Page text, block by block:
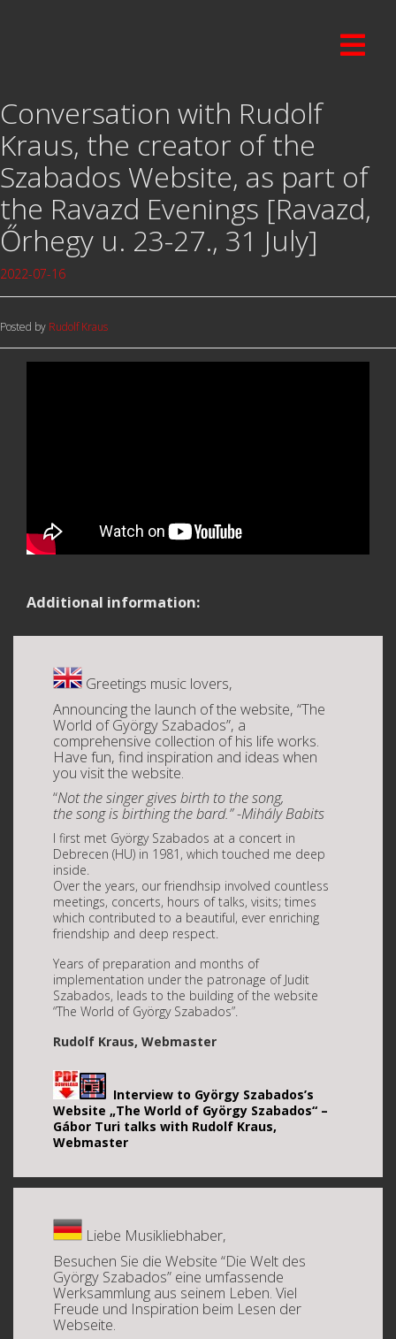
Conversation with Rudolf
Kraus, the creator of the
Szabados Website, as part of
the Ravazd Evenings [Ravazd,
Őrhegy u. 23-27., 31 July]
2022-07-16
Posted by Rudolf Kraus
Additional information:
Greetings music lovers,
Announcing the launch of the website, “The
World of György Szabados”, a
comprehensive collection of his life works.
Have fun, find inspiration and ideas when
you visit the website.
“Not the singer gives birth to the song,
the song is birthing the bard.” -Mihály Babits
I first met György Szabados at a concert in
Debrecen (HU) in 1981, which touched me deep
inside.
Over the years, our friendhsip involved countless
meetings, concerts, hours of talks, visits; times
which contributed to a beautiful, ever enriching
friendship and deep respect.
Years of preparation and months of
implementation under the patronage of Judit
Szabados, leads to the building of the website
“The World of György Szabados”.
Rudolf Kraus, Webmaster
Interview to György Szabados’s
Website „The World of György Szabados“ –
Gábor Turi talks with Rudolf Kraus,
Webmaster
Liebe Musikliebhaber,
Besuchen Sie die Website “Die Welt des
György Szabados” eine umfassende
Werksammlung aus seinem Leben. Viel
Freude und Inspiration beim Lesen der
Webseite.